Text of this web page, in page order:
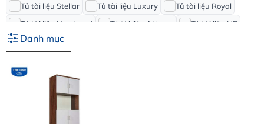
Tủ tài liệu Stellar
Tủ tài liệu Luxury
Tủ tài liệu Royal
Tủ tài liệu Newtrend
Tủ tài liệu Athena
Tủ tài liệu HP
Tủ tài liệu Leader
Danh mục